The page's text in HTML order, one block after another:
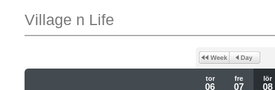
Village n Life
tor
06
fre
07
lör
08